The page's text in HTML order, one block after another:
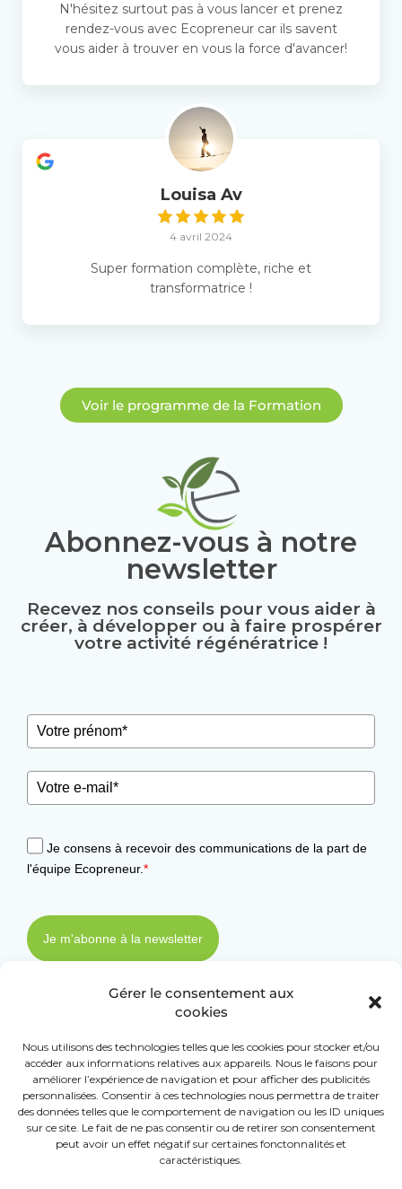
Gérer le consentement aux
cookies
Nous utilisons des technologies telles que les cookies pour stocker et/ou
accéder aux informations relatives aux appareils. Nous le faisons pour
améliorer l’expérience de navigation et pour afficher des publicités
personnalisées. Consentir à ces technologies nous permettra de traiter
des données telles que le comportement de navigation ou les ID uniques
sur ce site. Le fait de ne pas consentir ou de retirer son consentement
peut avoir un effet négatif sur certaines fonctonnalités et
caractéristiques.
N'hésitez surtout pas à vous lancer et prenez
rendez-vous avec Ecopreneur car ils savent
vous aider à trouver en vous la force d'avancer!
Louisa Av
4 avril 2024
Super formation complète, riche et
transformatrice !
Voir le programme de la Formation
Abonnez-vous à notre
newsletter
Recevez nos conseils pour vous aider à
créer, à développer ou à faire prospérer
votre activité régénératrice !
Je consens à recevoir des communications de la part de
l'équipe Ecopreneur.*
Je m'abonne à la newsletter
ECOPRENEUR
© 2026 -